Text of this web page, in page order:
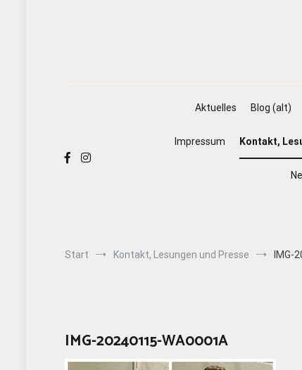
Aktuelles Blog (alt)
Impressum Kontakt,
Start Kontakt, Lesungen und Presse IMG-
IMG-20240115-WA0001A